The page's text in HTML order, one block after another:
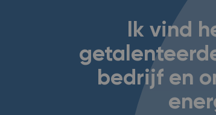
Ik vind
bedrijf en